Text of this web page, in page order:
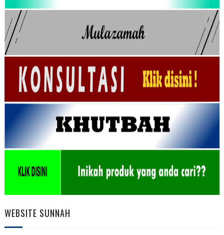
WEBSITE SUNNAH